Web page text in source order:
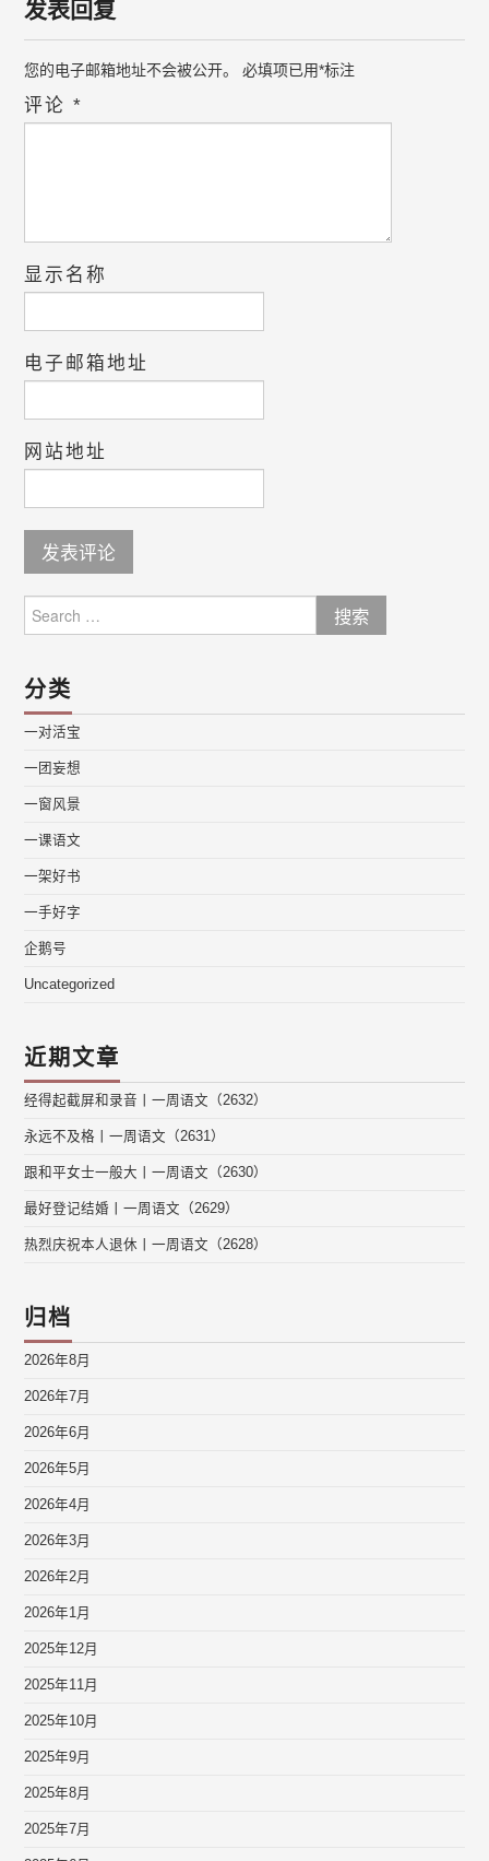
发表回复
您的电子邮箱地址不会被公开。 必填项已用*标注
评论*
显示名称
电子邮箱地址
网站地址
for:
分类
一对活宝
一团妄想
一窗风景
一课语文
一架好书
一手好字
企鹅号
Uncategorized
近期文章
经得起截屏和录音丨一周语文（2632）
永远不及格丨一周语文（2631）
跟和平女士一般大丨一周语文（2630）
最好登记结婚丨一周语文（2629）
热烈庆祝本人退休丨一周语文（2628）
归档
2026年8月
2026年7月
2026年6月
2026年5月
2026年4月
2026年3月
2026年2月
2026年1月
2025年12月
2025年11月
2025年10月
2025年9月
2025年8月
2025年7月